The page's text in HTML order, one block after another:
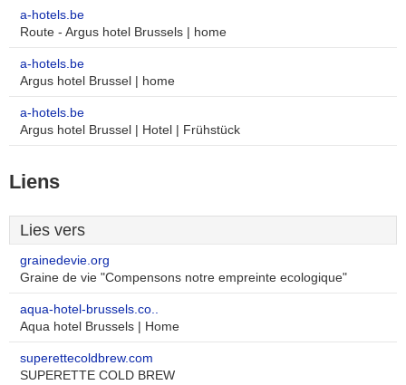
a-hotels.be
Route - Argus hotel Brussels | home
a-hotels.be
Argus hotel Brussel | home
a-hotels.be
Argus hotel Brussel | Hotel | Frühstück
Liens
Lies vers
grainedevie.org
Graine de vie "Compensons notre empreinte ecologique"
aqua-hotel-brussels.co..
Aqua hotel Brussels | Home
superettecoldbrew.com
SUPERETTE COLD BREW